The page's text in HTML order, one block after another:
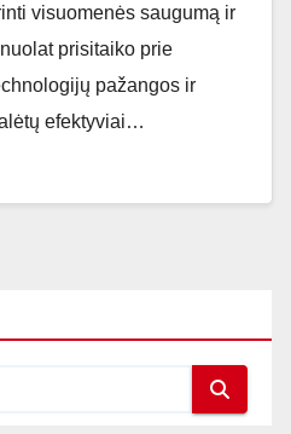
visuomenės saugumą ir
prisitaiko prie
pažangos ir
efektyviai…